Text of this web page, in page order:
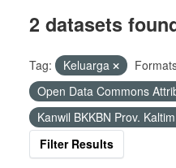
2 datasets
Tag: Keluarga
Open Data Commons
Kanwil BKKBN Prov. Kaltim
Filter Results